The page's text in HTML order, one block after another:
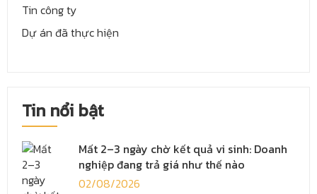
Tin công ty
Dự án đã thực hiện
Tin nổi bật
Mất 2–3 ngày chờ kết quả vi sinh: Doanh
nghiệp đang trả giá như thế nào
02/08/2026